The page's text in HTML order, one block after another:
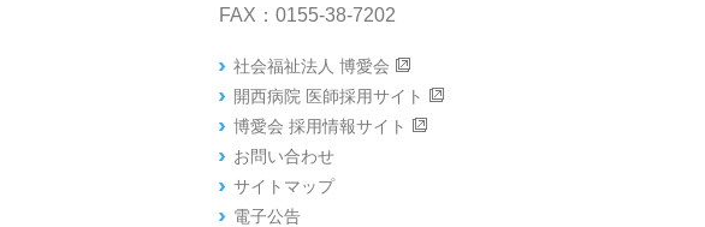
FAX：0155-38-7202
社会福祉法人 博愛会
開西病院 医師採用サイト
博愛会 採用情報サイト
お問い合わせ
サイトマップ
電子公告